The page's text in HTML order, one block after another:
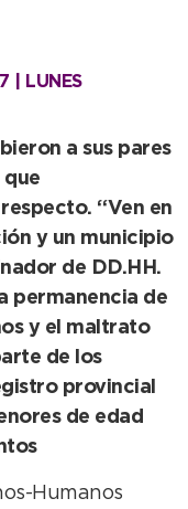
| LUNES
a sus pares
que
“Ven en
y un municipio
de DD.HH.
permanencia de
y el maltrato
de los
provincial
de edad